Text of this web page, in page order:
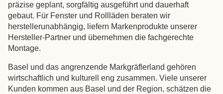
präzise geplant, sorgfältig ausgeführt und dauerhaft
gebaut. Für Fenster und Rollläden beraten wir
herstellerunabhängig, liefern Markenprodukte unserer
Hersteller-Partner und übernehmen die fachgerechte
Montage.
Basel und das angrenzende Markgräflerland gehören
wirtschaftlich und kulturell eng zusammen. Viele unserer
Kunden kommen aus Basel und der Region, schätzen die